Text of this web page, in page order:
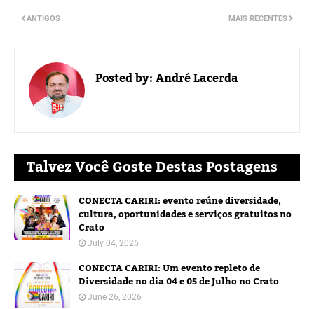
MAIS RECENTES
ANTIGOS
Posted by:André Lacerda
Talvez Você Goste Destas Postagens
CONECTA CARIRI: evento reúne diversidade,
cultura, oportunidades e serviços gratuitos no
Crato
July 04, 2026
CONECTA CARIRI: Um evento repleto de
Diversidade no dia 04 e 05 de Julho no Crato
June 26, 2026